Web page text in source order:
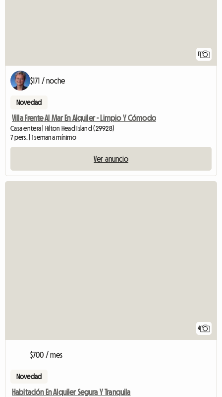
11
$171 / noche
Novedad
Villa Frente Al Mar En Alquiler - Limpio Y Cómodo
Casa entera | Hilton Head Island (29928)
7 pers. | 1 semana mínimo
Ver anuncio
4
$700 / mes
Novedad
Habitación En Alquiler Segura Y Tranquila